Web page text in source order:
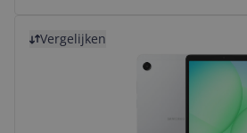
Vergelijken